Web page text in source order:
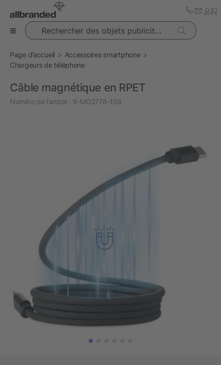
Rechercher des objets publicitaires
Page d’accueil
Accessoires smartphone
Chargeurs de téléphone
Câble magnétique en RPET
Numéro de l’article : 6-MO2778-108